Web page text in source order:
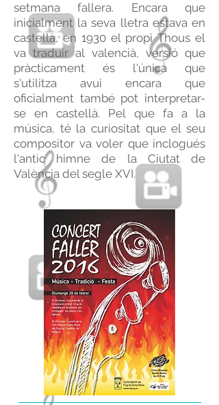
setmana fallera. Encara que
inicialment la seva lletra estava en
castellà, en 1930 el propi Thous el
va traduir al valencià, versió que
pràcticament és l'única que
s'utilitza avui encara que
oficialment també pot interpretar-
se en castellà. Pel que fa a la
música, té la curiositat que el seu
compositor va voler que inclogués
l'antic himne de la Ciutat de
València del segle XVI.